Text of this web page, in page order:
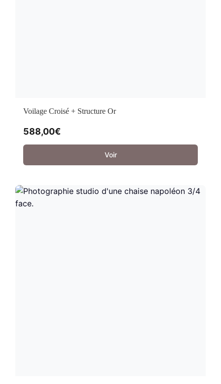
Voilage Croisé + Structure Or
588,00€
Voir